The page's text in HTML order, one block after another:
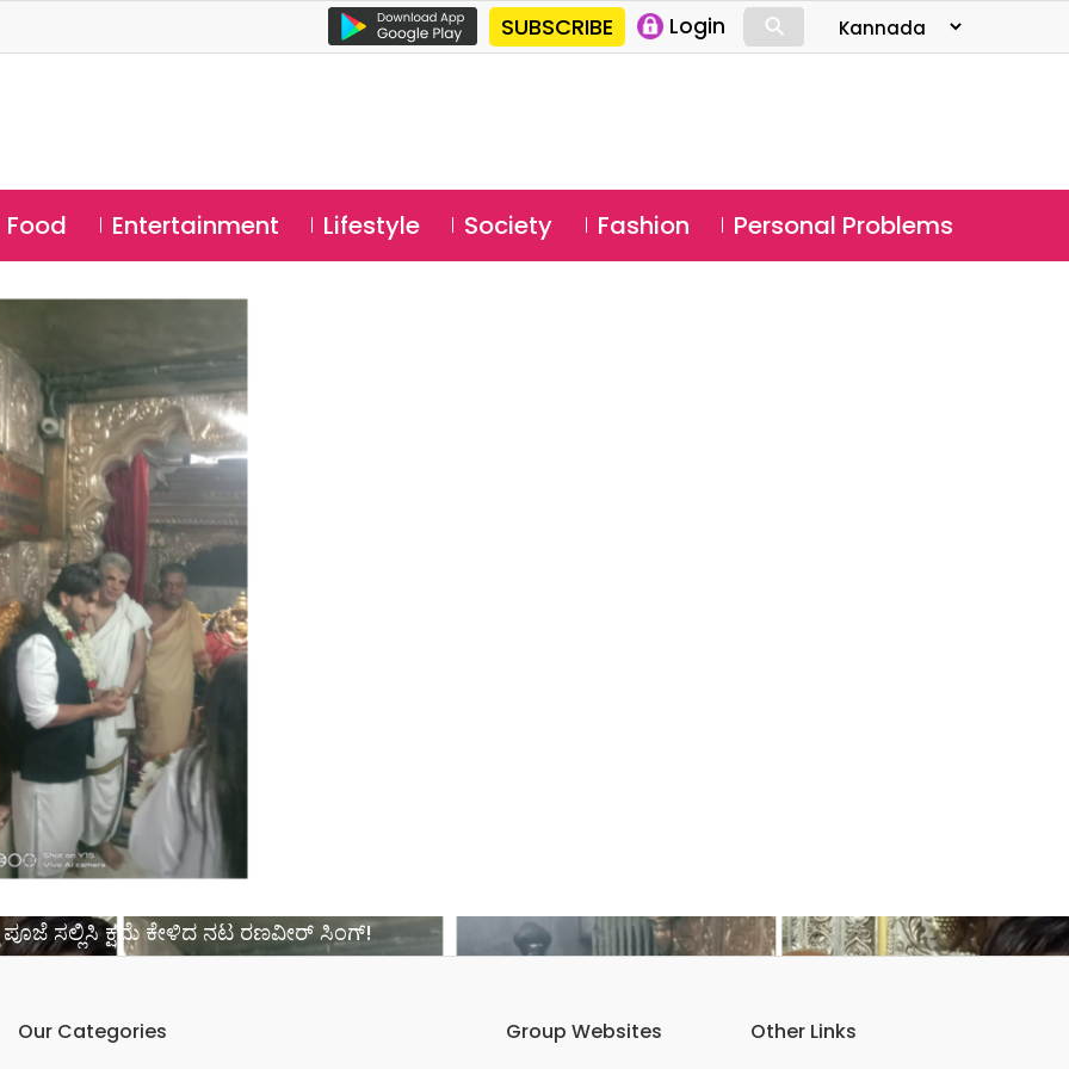
SUBSCRIBE Login ⚲
Food Entertainment Lifestyle Society Fashion Personal Problems
ಪೂಜೆ ಸಲ್ಲಿಸಿ ಕ್ಷಮೆ ಕೇಳಿದ ನಟ ರಣವೀರ್ ಸಿಂಗ್!
Our Categories
Group Websites
Other Links